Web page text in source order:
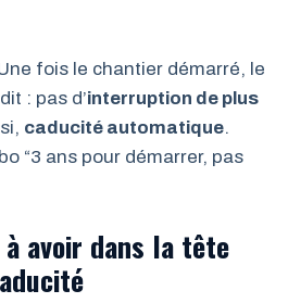
fois le chantier démarré, le
: pas d’interruption de plus
caducité automatique.
“3 ans pour démarrer, pas
avoir dans la tête